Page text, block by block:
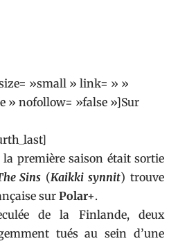
»small » link= » »
» nofollow= »false »]Sur
première saison était sortie
Sins (Kaikki synnit) trouve
surPolar+.
de la Finlande, deux
tués au sein d’une